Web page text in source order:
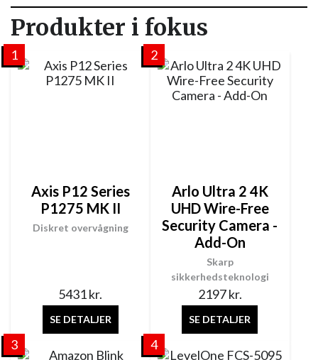
Produkter i fokus
1
Diskret overvågning
Axis P12 Series
P1275 MK II
5431kr.
SE DETALJER
2
Skarp
sikkerhedsteknologi
Arlo Ultra 2 4K
UHD Wire-Free
Security Camera -
Add-On
2197kr.
SE DETALJER
3 4